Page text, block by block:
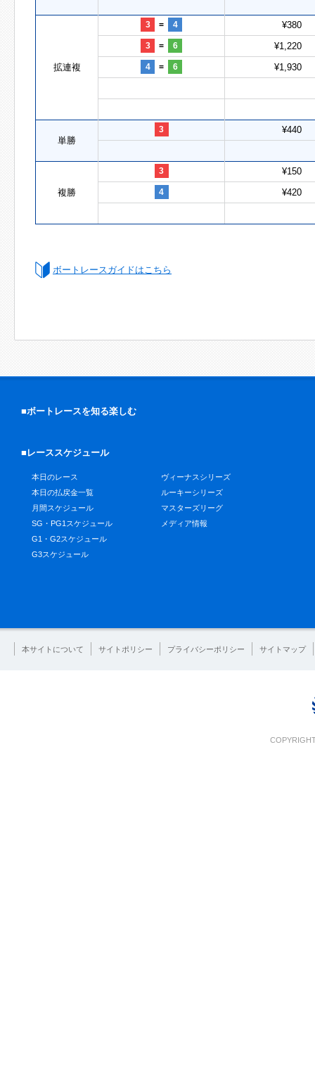
拡連複
3 = 4 ¥380
3 = 6 ¥1,220
4 = 6 ¥1,930
単勝
3 ¥440
複勝
3 ¥150
4 ¥420
ボートレースガイドはこちら
■ボートレースを知る楽しむ
■レーススケジュール
本日のレース
本日の払戻金一覧
月間スケジュール
SG・PG1スケジュール
G1・G2スケジュール
G3スケジュール
ヴィーナスシリーズ
ルーキーシリーズ
マスターズリーグ
メディア情報
本サイトについて サイトポリシー プライバシーポリシー サイトマップ